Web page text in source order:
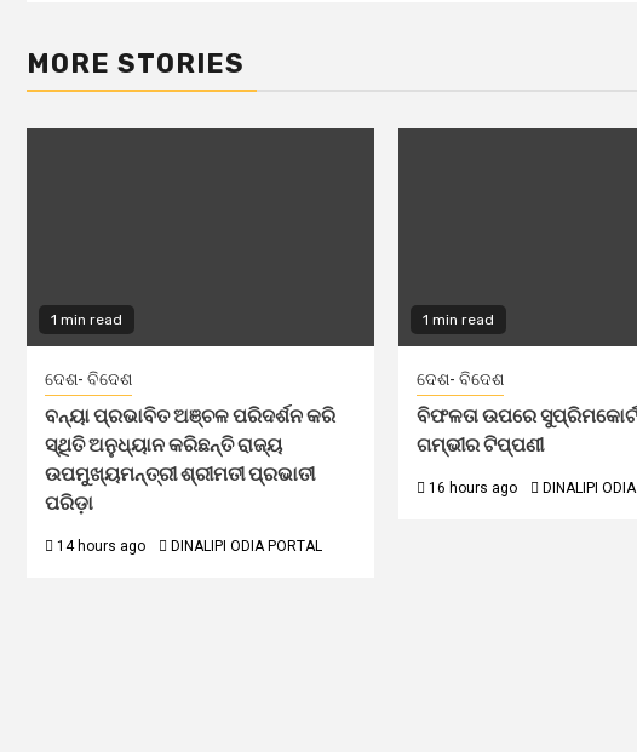
MORE STORIES
1 min read
ଦେଶ- ବିଦେଶ
ବନ୍ୟା ପ୍ରଭାବିତ ଅଞ୍ଚଳ ପରିଦର୍ଶନ କରି
ସ୍ଥିତି ଅନୁଧ୍ୟାନ କରିଛନ୍ତି ରାଜ୍ୟ
ଉପମୁଖ୍ୟମନ୍ତ୍ରୀ ଶ୍ରୀମତୀ ପ୍ରଭାତୀ
ପରିଡ଼ା
14 hours ago DINALIPI ODIA PORTAL
1 min read
ଦେଶ- ବିଦେଶ
ବିଫଳତା ଉପରେ
ଗମ୍ଭୀର ଟିପ୍ପଣୀ
16 hours ago DINALIPI ODIA